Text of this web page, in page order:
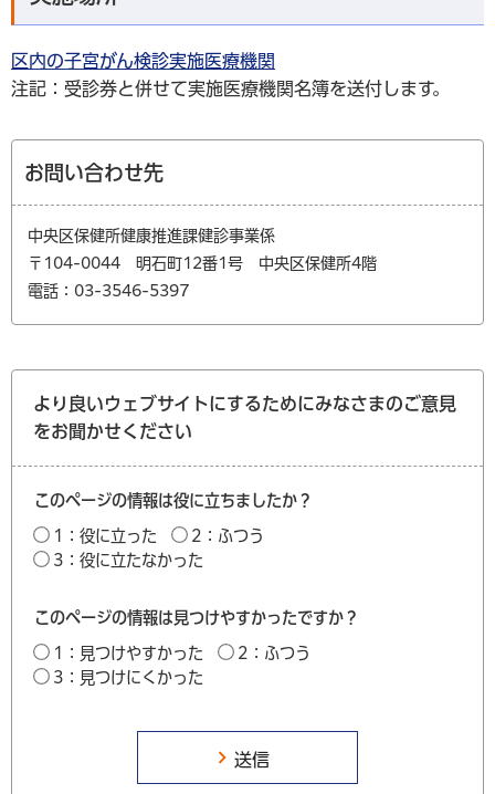
区内の子宮がん検診実施医療機関
注記：受診券と併せて実施医療機関名簿を送付します。
お問い合わせ先
中央区保健所健康推進課健診事業係
〒104-0044 明石町12番1号 中央区保健所4階
電話：03-3546-5397
より良いウェブサイトにするためにみなさまのご意見
をお聞かせください
このページの情報は役に立ちましたか？
1：役に立った
2：ふつう
3：役に立たなかった
このページの情報は見つけやすかったですか？
1：見つけやすかった
2：ふつう
3：見つけにくかった